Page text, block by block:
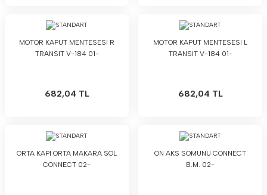
MOTOR KAPUT MENTESESI R
TRANSIT V-184 01-
682,04 TL
MOTOR KAPUT MENTESESI L
TRANSIT V-184 01-
682,04 TL
ORTA KAPI ORTA MAKARA SOL
CONNECT 02-
ON AKS SOMUNU CONNECT
B.M. 02-